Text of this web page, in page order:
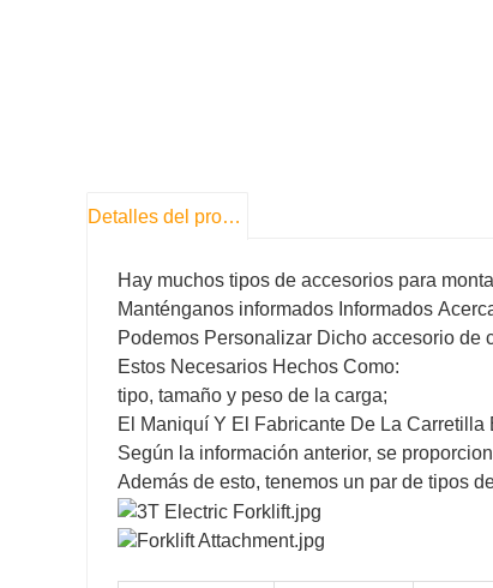
Detalles del producto
Hay muchos tipos de accesorios para
Manténganos informados Informados
Podemos Personalizar Dicho accesorio de
Estos Necesarios Hechos Como:
tipo, tamaño y peso de la carga;
El Maniquí Y El Fabricante De La Carretilla
Según la información anterior, se
Además de esto, tenemos un par de tipos